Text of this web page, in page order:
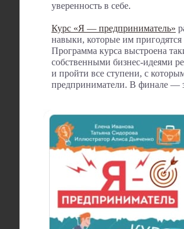
уверенность в себе.
Курс «Я — предприниматель»
навыки, которые им пригодятся
Программа курса выстроена
собственными бизнес-идеями
и пройти все ступени, с
предприниматели. В финале —